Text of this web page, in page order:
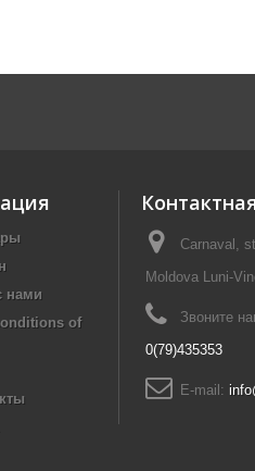
нами
of
Carnaval,
Moldova Luni-
Звоните
0(79)435353
E-mail: